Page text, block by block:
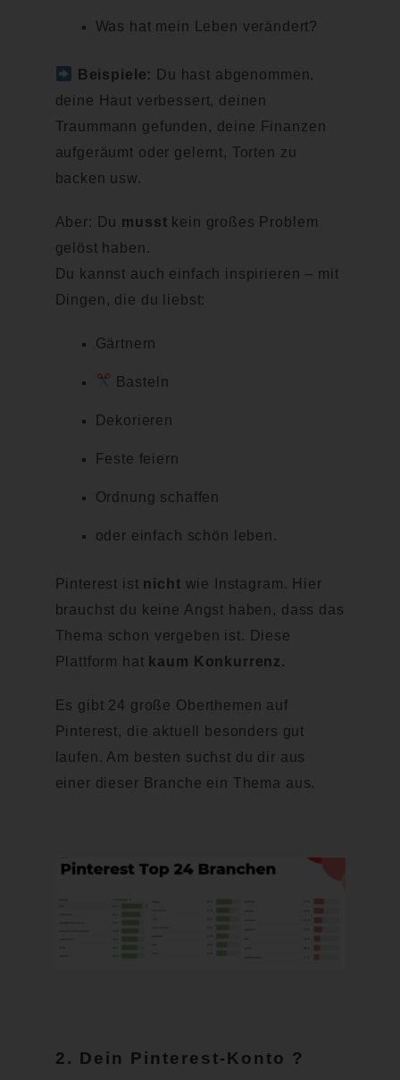
Was hat mein Leben verändert?
Beispiele: Du hast abgenommen,
deine Haut verbessert, deinen
Traummann gefunden, deine Finanzen
aufgeräumt oder gelernt, Torten zu
backen usw.
Aber: Du musst kein großes Problem
gelöst haben.
Du kannst auch einfach inspirieren – mit
Dingen, die du liebst:
Gärtnern
Basteln
Dekorieren
Feste feiern
Ordnung schaffen
oder einfach schön leben.
Pinterest ist nicht wie Instagram. Hier
brauchst du keine Angst haben, dass das
Thema schon vergeben ist. Diese
Plattform hat kaum Konkurrenz.
Es gibt 24 große Oberthemen auf
Pinterest, die aktuell besonders gut
laufen. Am besten suchst du dir aus
einer dieser Branche ein Thema aus.
2. Dein Pinterest-Konto ?